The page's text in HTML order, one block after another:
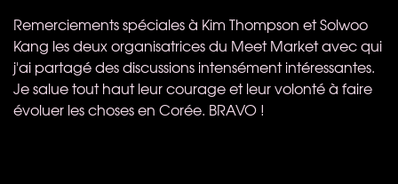
Remerciements spéciales à Kim Thompson et Solwoo
Kang les deux organisatrices du Meet Market avec qui
j'ai partagé des discussions intensément intéressantes.
Je salue tout haut leur courage et leur volonté à faire
évoluer les choses en Corée. BRAVO !